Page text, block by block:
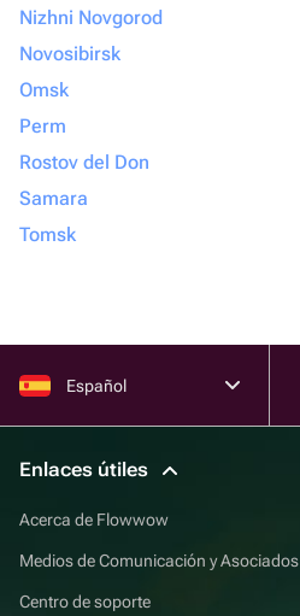
Nizhni Novgorod
Novosibirsk
Omsk
Perm
Rostov del Don
Samara
Tomsk
Español
Enlaces útiles
Acerca de Flowwow
Medios de Comunicación y Asociados
Centro de soporte